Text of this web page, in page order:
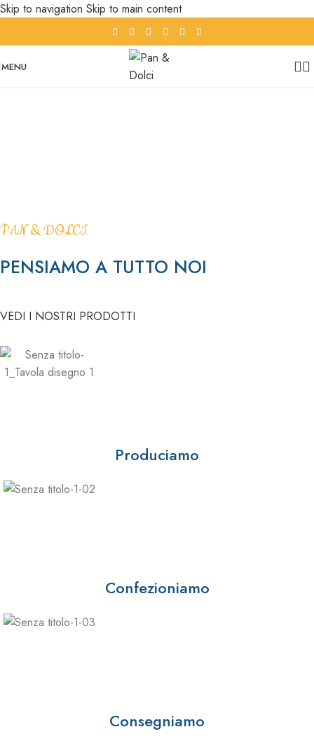
Skip to navigation Skip to main content
MENU
TUA TAVOLA
PAN & DOLCI
PENSIAMO A TUTTO NOI
VEDI I NOSTRI PRODOTTI
Produciamo
Confezioniamo
Consegniamo